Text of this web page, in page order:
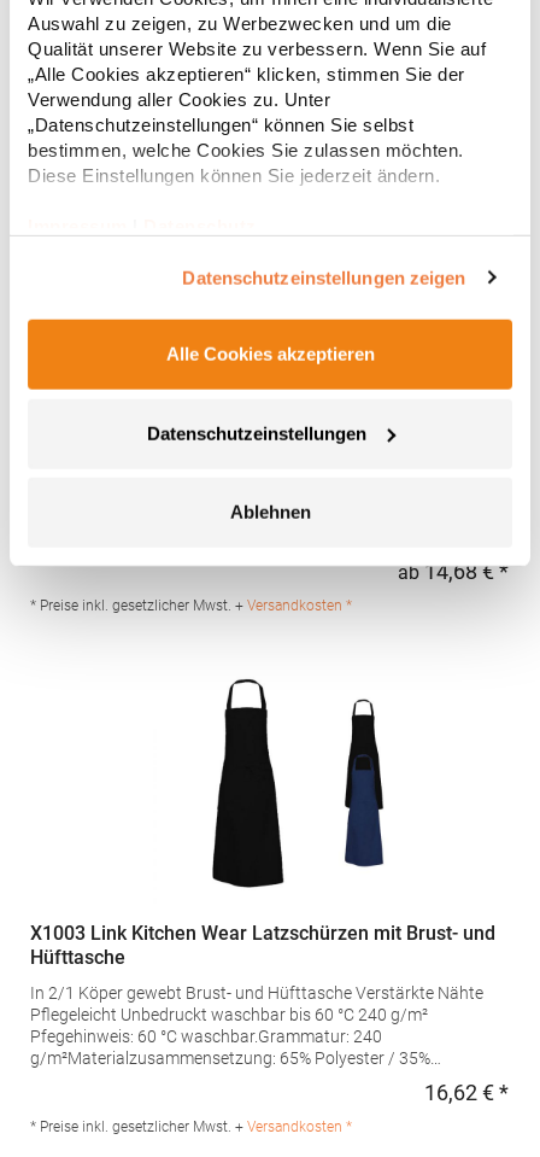
Auswahl zu zeigen, zu Werbezwecken und um die
Qualität unserer Website zu verbessern. Wenn Sie auf
„Alle Cookies akzeptieren“ klicken, stimmen Sie der
Verwendung aller Cookies zu. Unter
„Datenschutzeinstellungen“ können Sie selbst
bestimmen, welche Cookies Sie zulassen möchten.
Diese Einstellungen können Sie jederzeit ändern.
Datenschutzeinstellungen zeigen
Alle Cookies akzeptieren
Datenschutzeinstellungen
Ablehnen
100% PolyurethanAngaben zur Produktsicherheit: Herst.-Nr.:
KXGTABHersteller: Korntex GmbH Carl-Zeiss-Straße 5 70736
Fellbach Deutschland E-Mail: info@korntex.com
9,15 € *
* Preise inkl. gesetzlicher Mwst. + Versandkosten *
gekreuzte Bänder zur Entlastung des Nackens und stufenlosen
finishertauglich Pfegehinweis: Industriewäsche geeignet95 °C
waschbarMaterialzusammensetzung: 65% Polyester / 35%
Deutschland E-Mail: info@cginternational.de
ab14,68 € *
* Preise inkl. gesetzlicher Mwst. + Versandkosten *
X1003 Link Kitchen Wear Latzschürzen mit Brust- und
Hüfttasche
In 2/1 Köper gewebt Brust- und Hüfttasche Verstärkte Nähte
Pflegeleicht Unbedruckt waschbar bis 60 °C 240 g/m²
Pfegehinweis: 60 °C waschbar.Grammatur: 240
g/m²Materialzusammensetzung: 65% Polyester / 35%
Hersteller: Halink Groothandel B.V. Deventerstraat 4 7575EM
Oldenzaal Niederlande E-Mail: info@halink.nl
16,62 € *
* Preise inkl. gesetzlicher Mwst. + Versandkosten *